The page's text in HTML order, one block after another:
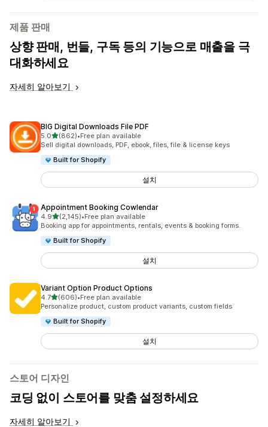
제품 판매
상향 판매, 번들, 구독 등의 기능으로 매출을 극
대화하세요
자세히 알아보기
BIG Digital Downloads File PDF
5.0별 5개 중
(862)
총 리뷰 862개
•Free plan available
Sell digital downloads, PDF, ebook, files, file & license keys
Built for Shopify
설치
Appointment Booking Cowlendar
4.9별 5개 중
(2,145)
총 리뷰 2145개
•Free plan available
Booking app for appointments, rentals, events & booking forms.
Built for Shopify
설치
Variant Option Product Options
4.7별 5개 중
(606)
총 리뷰 606개
•Free plan available
Personalize product, custom product variants, custom fields
Built for Shopify
설치
스토어 디자인
코딩 없이 스토어를 맞춤 설정하세요
자세히 알아보기